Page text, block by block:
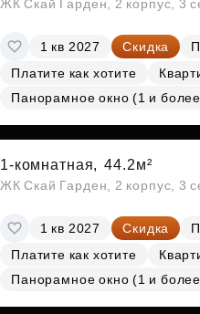
ЖК Скай Гарден, 2 корпус, 3
1 кв 2027 Скидка
Платите как хотите
Панорамное окно (1 и
1-комнатная, 44.2м²
ЖК Скай Гарден, 2 корпус, 3
1 кв 2027 Скидка
Платите как хотите
Панорамное окно (1 и